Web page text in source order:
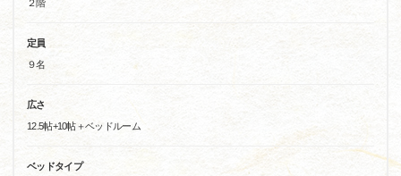
２階
定員
９名
広さ
12.5帖+10帖＋ベッドルーム
ベッドタイプ